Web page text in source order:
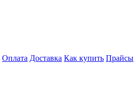
Оплата Доставка Как купить Прайсы